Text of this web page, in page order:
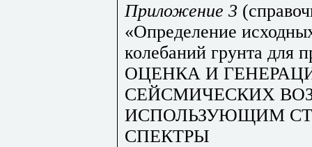
Приложение 3
«Определение
колебаний грунта для
ОЦЕНКА И
СЕЙСМИЧЕСКИХ
ИСПОЛЬЗУЮЩИМ
СПЕКТРЫ